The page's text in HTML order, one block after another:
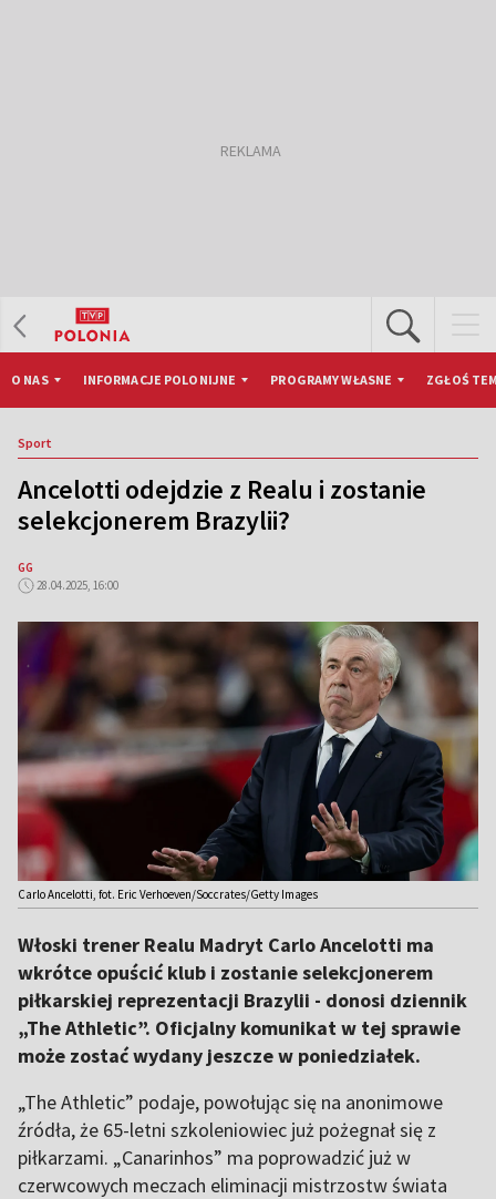
O NAS INFORMACJE POLONIJNE PROGRAMY WŁASNE ZGŁOŚ
Sport
Ancelotti odejdzie z Realu i zostanie
selekcjonerem Brazylii?
GG
28.04.2025, 16:00
Carlo Ancelotti, fot. Eric Verhoeven/Soccrates/Getty Images
Włoski trener Realu Madryt Carlo Ancelotti ma
wkrótce opuścić klub i zostanie selekcjonerem
piłkarskiej reprezentacji Brazylii - donosi dziennik
„The Athletic”. Oficjalny komunikat w tej sprawie
może zostać wydany jeszcze w poniedziałek.
„The Athletic” podaje, powołując się na anonimowe
źródła, że 65-letni szkoleniowiec już pożegnał się z
piłkarzami. „Canarinhos” ma poprowadzić już w
czerwcowych meczach eliminacji mistrzostw świata